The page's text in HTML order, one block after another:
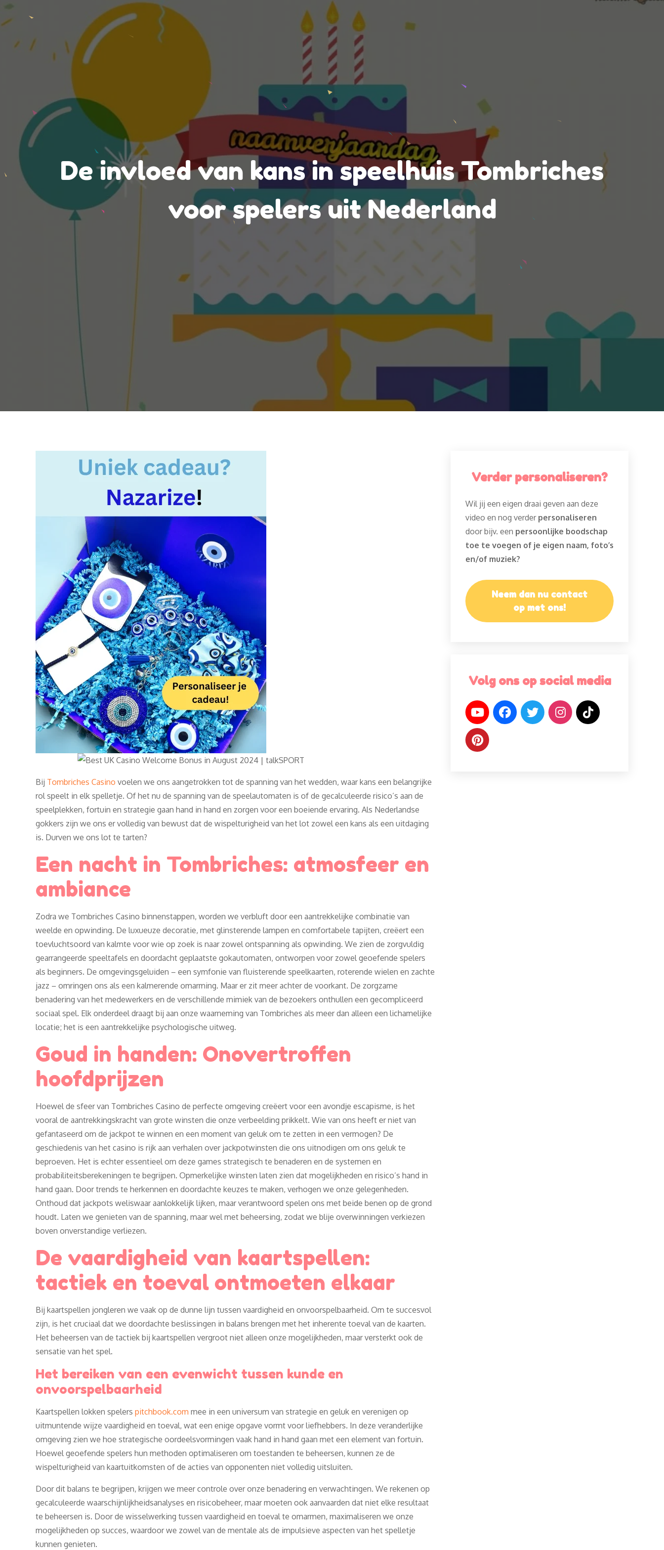
De invloed van kans in speelhuis Tombriches
voor spelers uit Nederland
Bij Tombriches Casino voelen we ons aangetrokken tot de spanning van het wedden, waar kans een belangrijke
rol speelt in elk spelletje. Of het nu de spanning van de speelautomaten is of de gecalculeerde risico’s aan de
speelplekken, fortuin en strategie gaan hand in hand en zorgen voor een boeiende ervaring. Als Nederlandse
gokkers zijn we ons er volledig van bewust dat de wispelturigheid van het lot zowel een kans als een uitdaging
is. Durven we ons lot te tarten?
Een nacht in Tombriches: atmosfeer en
ambiance
Zodra we Tombriches Casino binnenstappen, worden we verbluft door een aantrekkelijke combinatie van
weelde en opwinding. De luxueuze decoratie, met glinsterende lampen en comfortabele tapijten, creëert een
toevluchtsoord van kalmte voor wie op zoek is naar zowel ontspanning als opwinding. We zien de zorgvuldig
gearrangeerde speeltafels en doordacht geplaatste gokautomaten, ontworpen voor zowel geoefende spelers
als beginners. De omgevingsgeluiden – een symfonie van fluisterende speelkaarten, roterende wielen en zachte
jazz – omringen ons als een kalmerende omarming. Maar er zit meer achter de voorkant. De zorgzame
benadering van het medewerkers en de verschillende mimiek van de bezoekers onthullen een gecompliceerd
sociaal spel. Elk onderdeel draagt bij aan onze waarneming van Tombriches als meer dan alleen een lichamelijke
locatie; het is een aantrekkelijke psychologische uitweg.
Goud in handen: Onovertroffen
hoofdprijzen
Hoewel de sfeer van Tombriches Casino de perfecte omgeving creëert voor een avondje escapisme, is het
vooral de aantrekkingskracht van grote winsten die onze verbeelding prikkelt. Wie van ons heeft er niet van
gefantaseerd om de jackpot te winnen en een moment van geluk om te zetten in een vermogen? De
geschiedenis van het casino is rijk aan verhalen over jackpotwinsten die ons uitnodigen om ons geluk te
beproeven. Het is echter essentieel om deze games strategisch te benaderen en de systemen en
probabiliteitsberekeningen te begrijpen. Opmerkelijke winsten laten zien dat mogelijkheden en risico’s hand in
hand gaan. Door trends te herkennen en doordachte keuzes te maken, verhogen we onze gelegenheden.
Onthoud dat jackpots weliswaar aanlokkelijk lijken, maar verantwoord spelen ons met beide benen op de grond
houdt. Laten we genieten van de spanning, maar wel met beheersing, zodat we blije overwinningen verkiezen
boven onverstandige verliezen.
De vaardigheid van kaartspellen:
tactiek en toeval ontmoeten elkaar
Bij kaartspellen jongleren we vaak op de dunne lijn tussen vaardigheid en onvoorspelbaarheid. Om te succesvol
zijn, is het cruciaal dat we doordachte beslissingen in balans brengen met het inherente toeval van de kaarten.
Het beheersen van de tactiek bij kaartspellen vergroot niet alleen onze mogelijkheden, maar versterkt ook de
sensatie van het spel.
Het bereiken van een evenwicht tussen kunde en
onvoorspelbaarheid
Kaartspellen lokken spelers pitchbook.com mee in een universum van strategie en geluk en verenigen op
uitmuntende wijze vaardigheid en toeval, wat een enige opgave vormt voor liefhebbers. In deze veranderlijke
omgeving zien we hoe strategische oordeelsvormingen vaak hand in hand gaan met een element van fortuin.
Hoewel geoefende spelers hun methoden optimaliseren om toestanden te beheersen, kunnen ze de
wispelturigheid van kaartuitkomsten of de acties van opponenten niet volledig uitsluiten.
Door dit balans te begrijpen, krijgen we meer controle over onze benadering en verwachtingen. We rekenen op
gecalculeerde waarschijnlijkheidsanalyses en risicobeheer, maar moeten ook aanvaarden dat niet elke resultaat
te beheersen is. Door de wisselwerking tussen vaardigheid en toeval te omarmen, maximaliseren we onze
mogelijkheden op succes, waardoor we zowel van de mentale als de impulsieve aspecten van het spelletje
kunnen genieten.
Verder personaliseren?
Wil jij een eigen draai geven aan deze
video en nog verder personaliseren
door bijv. een persoonlijke boodschap
toe te voegen of je eigen naam, foto’s
en/of muziek?
Neem dan nu contact
op met ons!
Volg ons op social media